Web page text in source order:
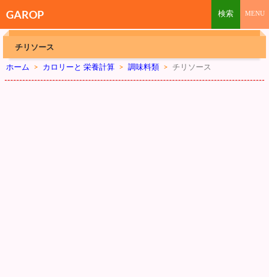
GAROP
チリソース
ホーム > カロリーと 栄養計算 > 調味料類 > チリソース